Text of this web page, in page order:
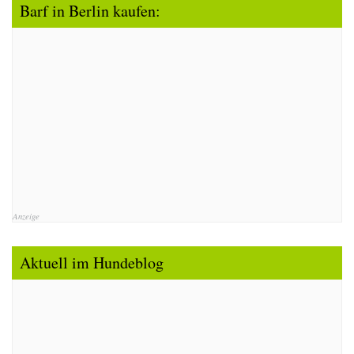
Barf in Berlin kaufen:
Anzeige
Aktuell im Hundeblog